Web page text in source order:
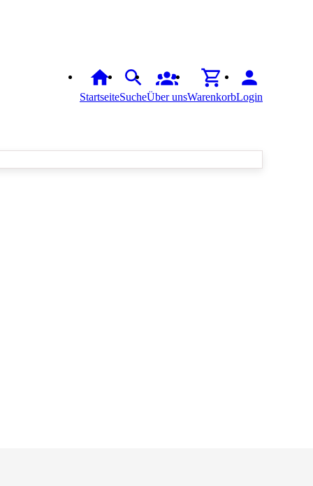
StartseiteSucheÜber unsWarenkorbLogin